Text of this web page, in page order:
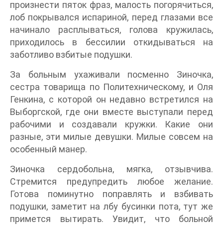
произнести пяток фраз, малость погорячиться,
лоб покрывался испариной, перед глазами все
начинало расплываться, голова кружилась,
приходилось в бессилии откидываться на
заботливо взбитые подушки.
За больным ухаживали посменно Зиночка,
сестра товарища по Политехническому, и Оля
Генкина, с которой он недавно встретился на
Выборгской, где они вместе выступали перед
рабочими и создавали кружки. Какие они
разные, эти милые девушки. Милые совсем на
особенный манер.
Зиночка сердобольна, мягка, отзывчива.
Стремится предупредить любое желание.
Готова поминутно поправлять и взбивать
подушки, заметит на лбу бусинки пота, тут же
примется вытирать. Увидит, что больной